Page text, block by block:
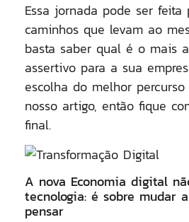
Essa jornada pode ser feita
caminhos que levam ao
basta saber qual é o mais
assertivo para a sua
escolha do melhor
nosso artigo, então fique
final.
A nova Economia digital
tecnologia: é sobre mudar
pensar